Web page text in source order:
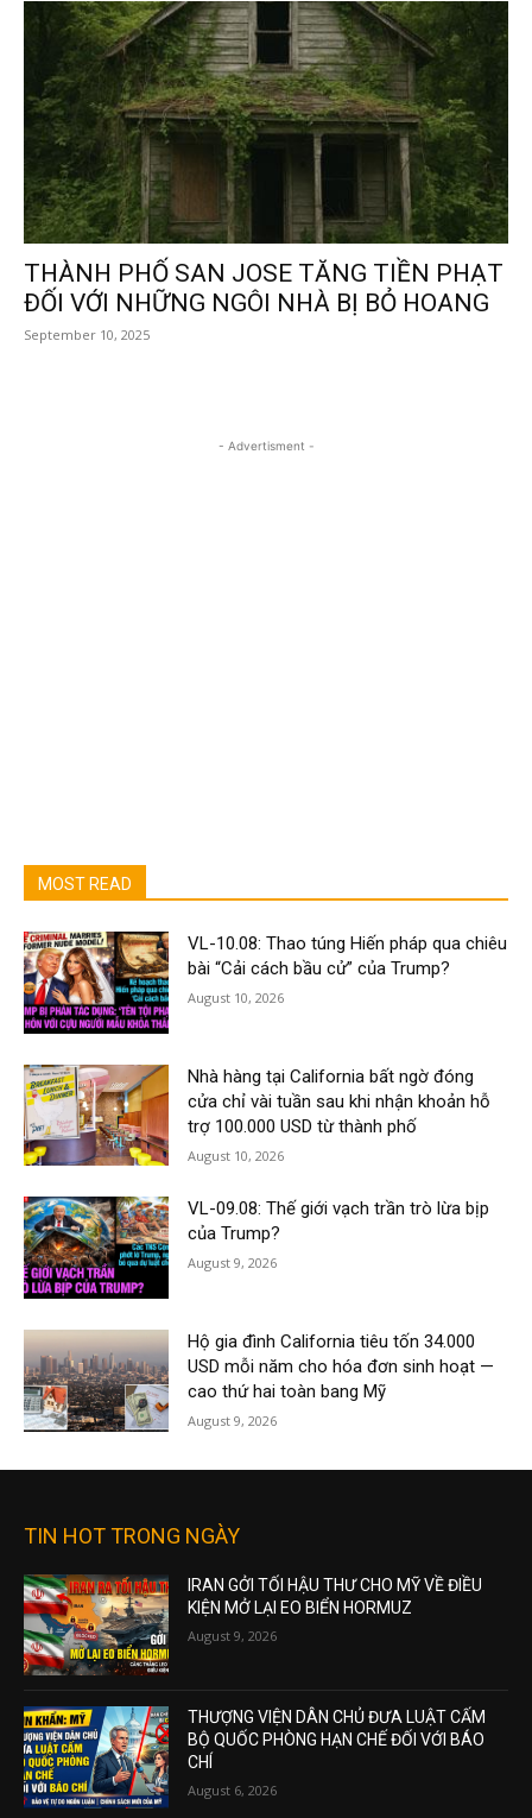
THÀNH PHỐ SAN JOSE TĂNG TIỀN PHẠT
ĐỐI VỚI NHỮNG NGÔI NHÀ BỊ BỎ HOANG
September 10, 2025
- Advertisment -
MOST READ
VL-10.08: Thao túng Hiến pháp qua chiêu
bài “Cải cách bầu cử” của Trump?
August 10, 2026
Nhà hàng tại California bất ngờ đóng
cửa chỉ vài tuần sau khi nhận khoản hỗ
trợ 100.000 USD từ thành phố
August 10, 2026
VL-09.08: Thế giới vạch trần trò lừa bịp
của Trump?
August 9, 2026
Hộ gia đình California tiêu tốn 34.000
USD mỗi năm cho hóa đơn sinh hoạt —
cao thứ hai toàn bang Mỹ
August 9, 2026
TIN HOT TRONG NGÀY
IRAN GỞI TỐI HẬU THƯ CHO MỸ VỀ ĐIỀU
KIỆN MỞ LẠI EO BIỂN HORMUZ
August 9, 2026
THƯỢNG VIỆN DÂN CHỦ ĐƯA LUẬT CẤM
BỘ QUỐC PHÒNG HẠN CHẾ ĐỐI VỚI BÁO
CHÍ
August 6, 2026